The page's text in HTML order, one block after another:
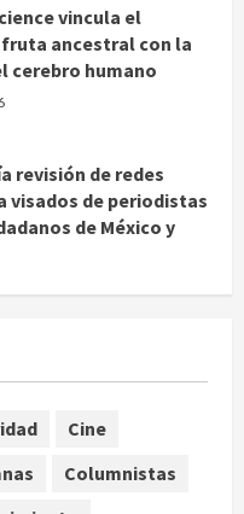
vincula el
ancestral con la
cerebro humano
revisión de redes
visados de periodistas
de México y
emite billete por
Cine
Columnistas